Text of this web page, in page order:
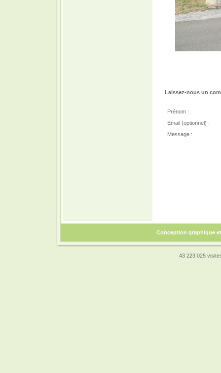
Laissez-nous un
Prénom :
Email (optionnel) :
Message :
Conception graphique
43 223 025